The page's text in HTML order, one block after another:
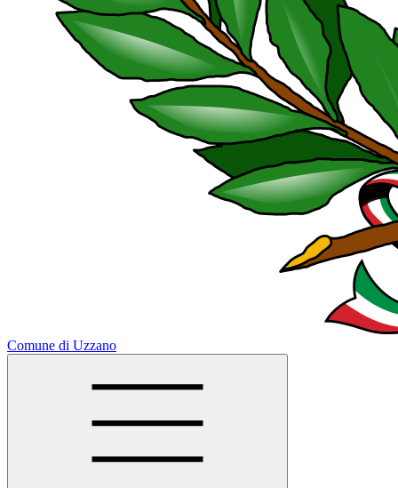
Comune di Uzzano